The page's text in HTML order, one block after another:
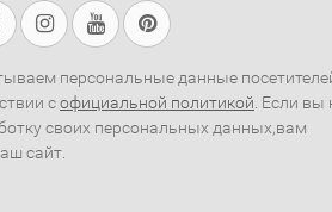
персональные данные
софициальной политикой . Если вы
своих персональных данных,вам
сайт.